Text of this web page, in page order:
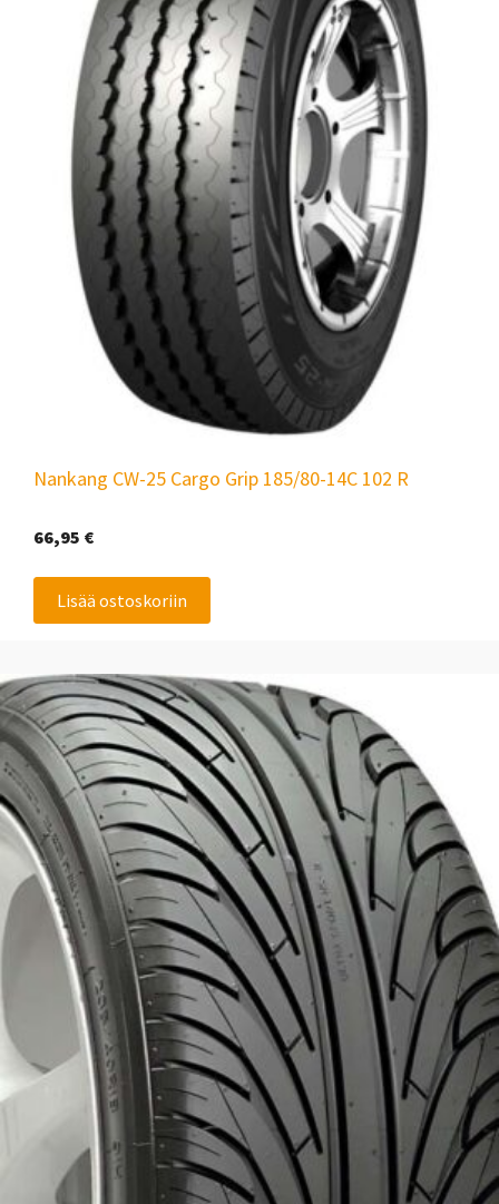
Nankang CW-25 Cargo Grip 185/80-14C 102 R
66,95 €
Lisää ostoskoriin